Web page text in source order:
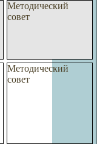
Методический
совет
Методический
совет